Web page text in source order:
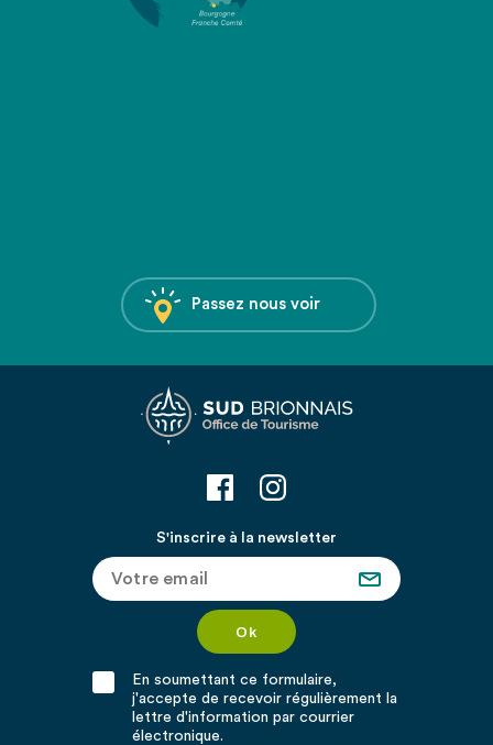
Passez nous voir
S'inscrire à la newsletter
En soumettant ce formulaire,
j'accepte de recevoir régulièrement la
lettre d'information par courrier
électronique.